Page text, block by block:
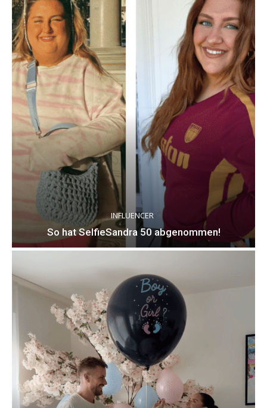
INFLUENCER
So hat SelfieSandra 50 abgenommen!